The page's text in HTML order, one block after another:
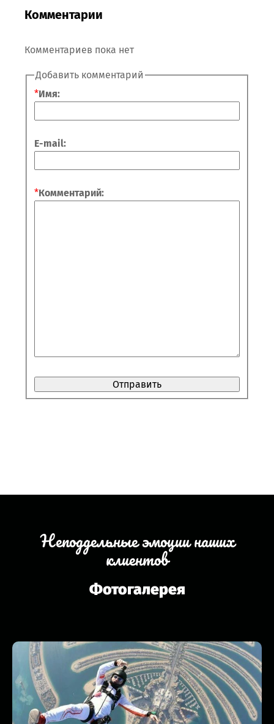
Комментарии
Комментариев пока нет
Добавить комментарий
*Имя:
E-mail:
*Комментарий:
Неподдельные эмоции наших
клиентов
Фотогалерея